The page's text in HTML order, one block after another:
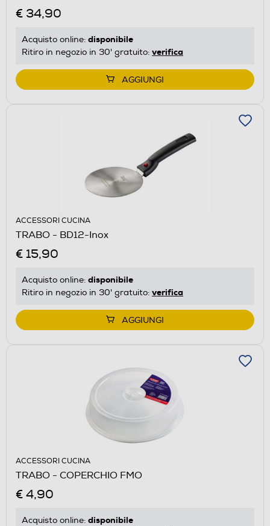
€ 34,90
Acquisto online: disponibile
Ritiro in negozio in 30' gratuito: verifica
AGGIUNGI
ACCESSORI CUCINA
TRABO - BD12-Inox
€ 15,90
Acquisto online: disponibile
Ritiro in negozio in 30' gratuito: verifica
AGGIUNGI
ACCESSORI CUCINA
TRABO - COPERCHIO FMO
€ 4,90
Acquisto online: disponibile